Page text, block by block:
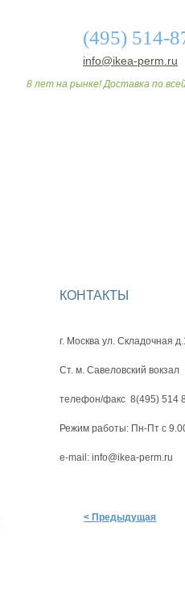
(495) 514-
info@ikea-perm.ru
8 лет на рынке! Доставка по
КОНТАКТЫ
г. Москва ул. Складочная
Ст. м. Савеловский вокзал
телефон/факс 8(495) 514
Режим работы: Пн-Пт с
e-mail: info@ikea-perm.ru
< Предыдущая